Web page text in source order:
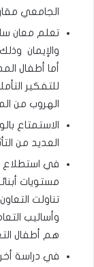
الجامعي
تعلم معان
والإيمان
أما أطفال
للتفكير
الهروب من
الاستمتاع
العديد من
مستويات
تناولت
وأساليب
هم أطفال